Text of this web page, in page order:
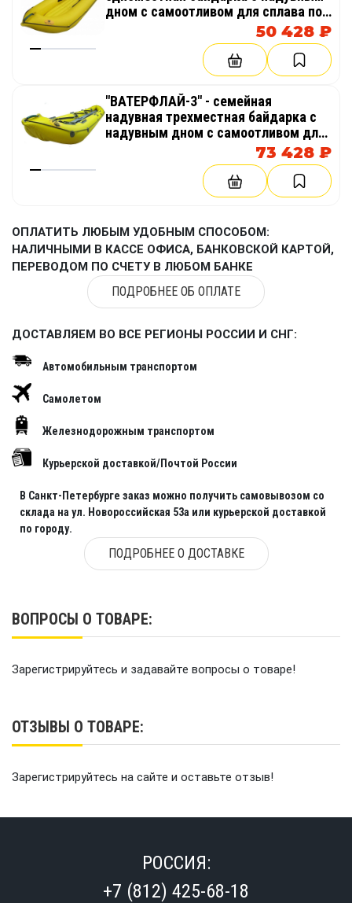
крупноячеистый
см
3 098 руб. –
Эва коврик Вега-2
крупноячеистый
3 357 руб.
см
Эва коврик Вега-3
крупноячеистый
510/42
см
3 213 руб. –
Эва коврик Бомбер
крупноячеистый
4 025 руб. –
Изготавливаются защитные коврики по
габаритов вашего судна.
дном с самоотливом для сплава по
бурной воде, экспедиций, морю,
50 428 ₽
"ВАТЕРФЛАЙ-3" - семейная
надувная трехместная байдарка с
надувным дном с самоотливом для
сплава по бурной воде, экспедиций,
73 428 ₽
ОПЛАТИТЬ ЛЮБЫМ УДОБНЫМ СПОСОБОМ:
НАЛИЧНЫМИ В КАССЕ ОФИСА, БАНКОВСКОЙ КАРТОЙ,
ПЕРЕВОДОМ ПО СЧЕТУ В ЛЮБОМ БАНКЕ
ПОДРОБНЕЕ ОБ ОПЛАТЕ
ДОСТАВЛЯЕМ ВО ВСЕ РЕГИОНЫ РОССИИ И СНГ:
Автомобильным транспортом
Самолетом
Железнодорожным транспортом
Курьерской доставкой/Почтой России
В Санкт-Петербурге заказ можно получить самовывозом со
склада на ул. Новороссийская 53а или курьерской доставкой
по городу.
ПОДРОБНЕЕ О ДОСТАВКЕ
ВОПРОСЫ О ТОВАРЕ:
Зарегистрируйтесь и задавайте вопросы о товаре!
ОТЗЫВЫ О ТОВАРЕ:
Зарегистрируйтесь на сайте и оставьте отзыв!
РОССИЯ:
+7 (812) 425-68-18